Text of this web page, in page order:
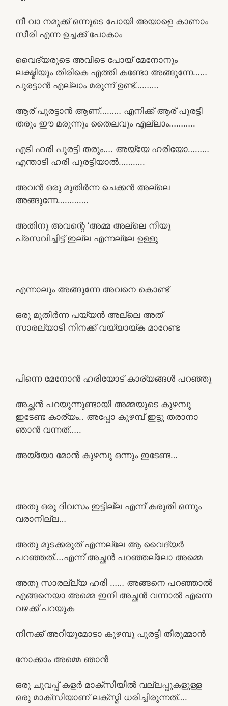
നീ വാ നമുക്ക് ഒന്നൂടെ പോയി അയാളെ കാണാം
സീരി എന്ന ഉച്ചക്ക് പോകാം
വൈദ്യരുടെ അവിടെ പോയ് മേനോനും
ലക്ഷ്മിയും തിരികെ എത്തി കണ്ടോ അങ്ങുന്നേ……
പുരട്ടാൻ എല്ലാം മരുന്ന് ഉണ്ട്……….
ആര് പുരട്ടാൻ ആണ്……… എനിക്ക് ആര് പുരട്ടി
തരും ഈ മരുന്നും തൈലവും എല്ലാം………..
എടി ഹരി പുരട്ടി തരും…. അയ്യേ ഹരിയോ………
എന്താടി ഹരി പുരട്ടിയാൽ………..
അവൻ ഒരു മുതിർന്ന ചെക്കൻ അല്ലെ
അങ്ങുന്നേ………….
അതിനു അവന്റെ ‘അമ്മ അല്ലെ നീയു
പ്രസവിച്ചിട്ട് ഇല്ല എന്നല്ലേ ഉള്ളു
എന്നാലും അങ്ങുന്നേ അവനെ കൊണ്ട്
ഒരു മുതിർന്ന പയ്യൻ അല്ലെ അത്
സാരല്യാടി നിനക്ക് വയ്യായ്ക മാറേണ്ട
പിന്നെ മേനോൻ ഹരിയോട് കാര്യങ്ങൾ പറഞ്ഞു
അച്ഛൻ പറയുന്നുണ്ടായി അമ്മയുടെ കുഴമ്പു
ഇടേണ്ട കാര്യം.. അപ്പോ കുഴമ്പ് ഇട്ടു തരാനാ
ഞാൻ വന്നത്…..
അയ്യോ മോൻ കുഴമ്പു ഒന്നും ഇടേണ്ട…
അതു ഒരു ദിവസം ഇട്ടില്ല എന്ന് കരുതി ഒന്നും
വരാനില്ല…
അതു മുടക്കരുത് എന്നല്ലേ ആ വൈദ്യർ
പറഞ്ഞത്….എന്ന് അച്ഛൻ പറഞ്ഞല്ലോ അമ്മെ
അതു സാരല്ല്യ ഹരി …… അങ്ങനെ പറഞ്ഞാൽ
എങ്ങനെയാ അമ്മെ ഇനി അച്ഛൻ വന്നാൽ എന്നെ
വഴക്ക് പറയുക
നിനക്ക് അറിയുമോടാ കുഴമ്പു പുരട്ടി തിരുമ്മാൻ
നോക്കാം അമ്മെ ഞാൻ
ഒരു ചുവപ്പ് കളർ മാക്സിയിൽ വല്ലപ്പൂകളുള്ള
ഒരു മാക്സിയാണ് ലക്സ്മി ധരിച്ചിരുന്നത്….